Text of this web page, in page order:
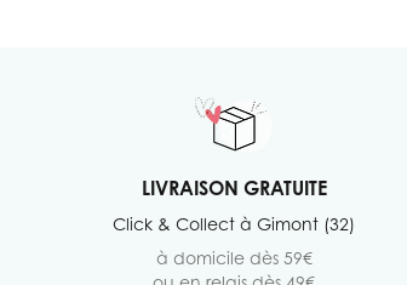
LIVRAISON GRATUITE
Click & Collect à Gimont (32)
à domicile dès 59€